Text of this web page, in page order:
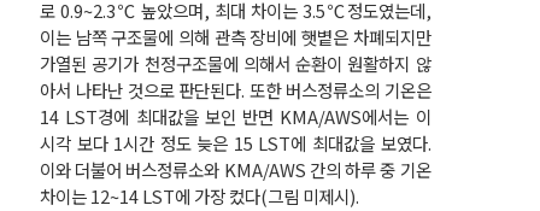
로 0.9~2.3℃ 높았으며, 최대 차이는 3.5℃정도였는데,
이는 남쪽 구조물에 의해 관측 장비에 햇볕은 차폐되지만
가열된 공기가 천정구조물에 의해서 순환이 원활하지 않
아서 나타난 것으로 판단된다. 또한 버스정류소의 기온은
14 LST경에 최대값을 보인 반면 KMA/AWS에서는 이
시각 보다 1시간 정도 늦은 15 LST에 최대값을 보였다.
이와 더불어 버스정류소와 KMA/AWS 간의 하루 중 기온
차이는 12~14 LST에 가장 컸다(그림 미제시).